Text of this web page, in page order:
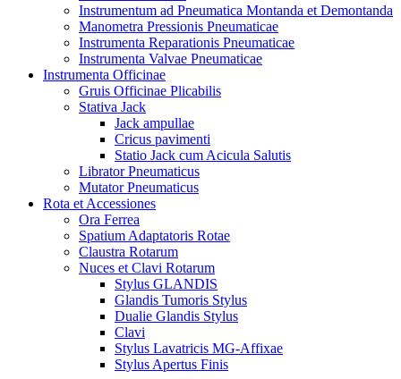
Instrumentum ad Pneumatica Montanda et Demontanda
Manometra Pressionis Pneumaticae
Instrumenta Reparationis Pneumaticae
Instrumenta Valvae Pneumaticae
Instrumenta Officinae
Gruis Officinae Plicabilis
Stativa Jack
Jack ampullae
Cricus pavimenti
Statio Jack cum Acicula Salutis
Librator Pneumaticus
Mutator Pneumaticus
Rota et Accessiones
Ora Ferrea
Spatium Adaptatoris Rotae
Claustra Rotarum
Nuces et Clavi Rotarum
Stylus GLANDIS
Glandis Tumoris Stylus
Dualie Glandis Stylus
Clavi
Stylus Lavatricis MG-Affixae
Stylus Apertus Finis